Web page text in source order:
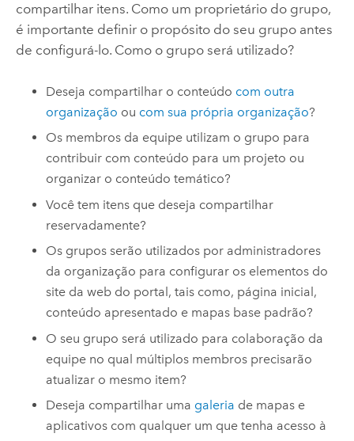
compartilhar itens. Como um proprietário do grupo,
é importante definir o propósito do seu grupo antes
de configurá-lo. Como o grupo será utilizado?
Deseja compartilhar o conteúdo com outra
organização ou com sua própria organização?
Os membros da equipe utilizam o grupo para
contribuir com conteúdo para um projeto ou
organizar o conteúdo temático?
Você tem itens que deseja compartilhar
reservadamente?
Os grupos serão utilizados por administradores
da organização para configurar os elementos do
site da web do portal, tais como, página inicial,
conteúdo apresentado e mapas base padrão?
O seu grupo será utilizado para colaboração da
equipe no qual múltiplos membros precisarão
atualizar o mesmo item?
Deseja compartilhar uma galeria de mapas e
aplicativos com qualquer um que tenha acesso à